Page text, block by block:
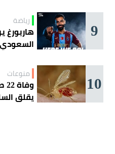
9 رياضة
هاربورغ
10 منوعات
يقلق